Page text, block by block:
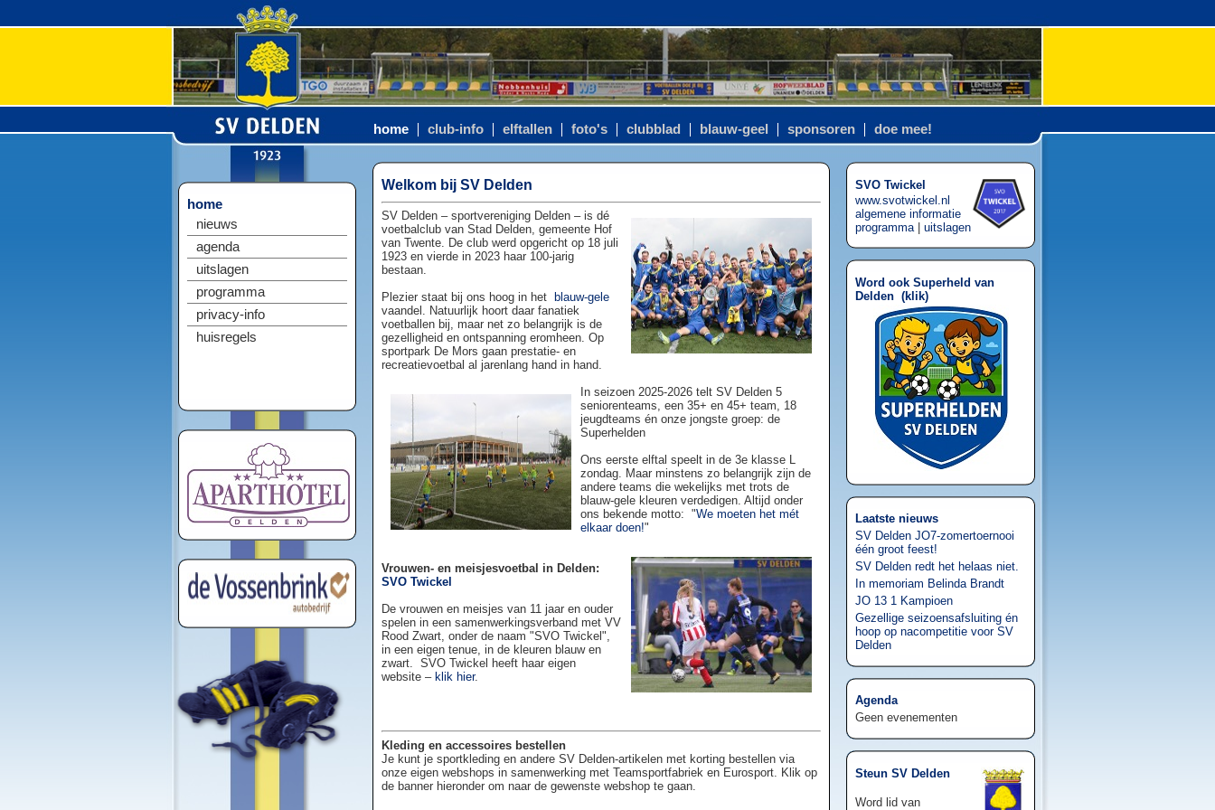
home club-info elftallen foto's clubblad blauw-geel sponsoren doe mee!
home
nieuws
agenda
uitslagen
programma
privacy-info
huisregels
Welkom bij SV Delden
SV Delden – sportvereniging Delden – is dé
voetbalclub van Stad Delden, gemeente Hof
van Twente. De club werd opgericht op 18 juli
1923 en vierde in 2023 haar 100-jarig
bestaan.
Plezier staat bij ons hoog in het
blauw-gele
vaandel. Natuurlijk hoort daar fanatiek
voetballen bij, maar net zo belangrijk is de
gezelligheid en ontspanning eromheen. Op
sportpark De Mors gaan prestatie- en
recreatievoetbal al jarenlang hand in hand.
In seizoen 2025-2026 telt SV Delden 5
seniorenteams, een 35+ en 45+ team, 18
jeugdteams én onze jongste groep: de
Superhelden
Ons eerste elftal speelt in de 3e klasse L
zondag. Maar minstens zo belangrijk zijn de
andere teams die wekelijks met trots de
blauw-gele kleuren verdedigen. Altijd onder
ons bekende motto: "We moeten het mét
elkaar doen!"
Vrouwen- en meisjesvoetbal in Delden:
SVO Twickel
De vrouwen en meisjes van 11 jaar en ouder
spelen in een samenwerkingsverband met VV
Rood Zwart, onder de naam "SVO Twickel",
in een eigen tenue, in de kleuren blauw en
zwart. SVO Twickel heeft haar eigen
website – klik hier.
Kleding en accessoires bestellen
Je kunt je sportkleding en andere SV Delden-artikelen met korting bestellen via
onze eigen webshops in samenwerking met Teamsportfabriek en Eurosport. Klik op
de banner hieronder om naar de gewenste webshop te gaan.
SVO Twickel
www.svotwickel.nl
algemene informatie
programma| uitslagen
Word ook Superheld van
Delden (klik)
Laatste nieuws
SV Delden JO7-zomertoernooi
één groot feest!
SV Delden redt het helaas niet.
In memoriam Belinda Brandt
JO 13 1 Kampioen
Gezellige seizoensafsluiting én
hoop op nacompetitie voor SV
Delden
Agenda
Geen evenementen
Steun SV Delden
Word lid van